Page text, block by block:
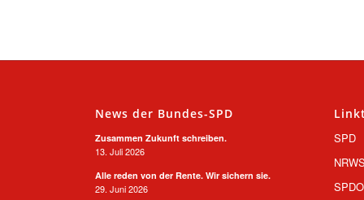
News der Bundes-SPD
Zusammen Zukunft schreiben.
13. Juli 2026
Alle reden von der Rente. Wir sichern sie.
29. Juni 2026
SPD